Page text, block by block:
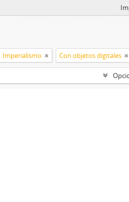
Imperialismo Con objetos digitales